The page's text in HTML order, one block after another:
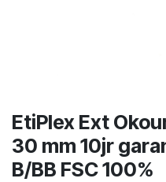
EtiPlex Ext
30 mm 10jr
B/BB FSC 100%